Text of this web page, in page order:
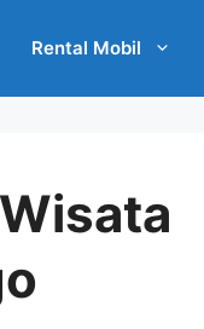
Rental Mobil